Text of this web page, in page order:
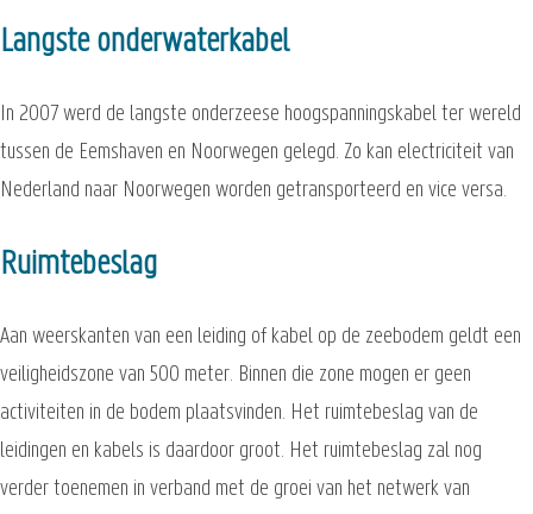
Langste onderwaterkabel
In 2007 werd de langste onderzeese hoogspanningskabel ter wereld
tussen de Eemshaven en Noorwegen gelegd. Zo kan electriciteit van
Nederland naar Noorwegen worden getransporteerd en vice versa.
Ruimtebeslag
Aan weerskanten van een leiding of kabel op de zeebodem geldt een
veiligheidszone van 500 meter. Binnen die zone mogen er geen
activiteiten in de bodem plaatsvinden. Het ruimtebeslag van de
leidingen en kabels is daardoor groot. Het ruimtebeslag zal nog
verder toenemen in verband met de groei van het netwerk van